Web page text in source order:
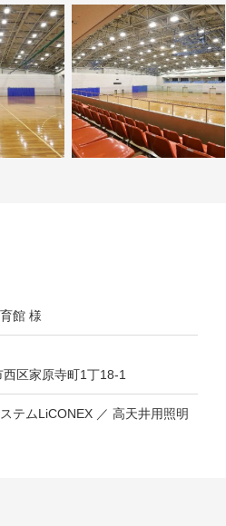
館 様
区家原寺町1丁18-1
テムLiCONEX ／ 高天井用照明